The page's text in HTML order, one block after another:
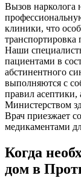
Вызов нарколога
клиники, что
транспортировка
Наши
пациентами в
абстинентного
выполняются с
правил
Министерством
Врач приезжает
медикаментами
Когда
дом в